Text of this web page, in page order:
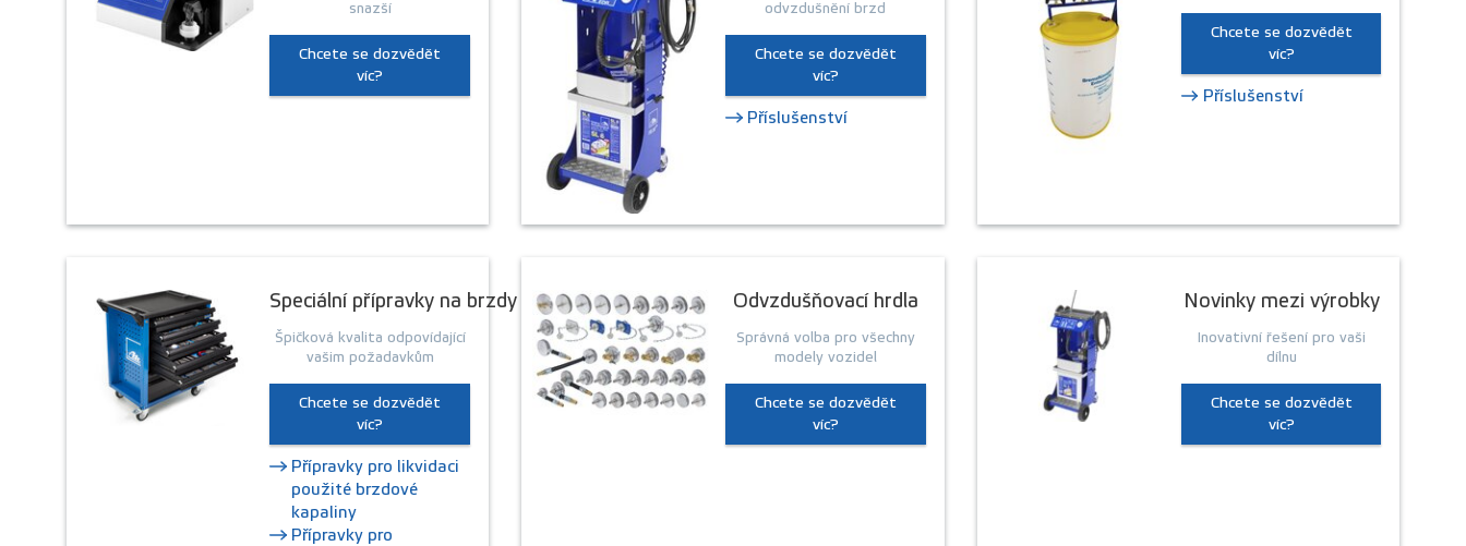
snazší
Chcete se dozvědět
víc?
odvzdušnění brzd
Chcete se dozvědět
víc?
Příslušenství
Chcete se dozvědět
víc?
Příslušenství
Speciální přípravky na brzdy
Špičková kvalita odpovídající
vašim požadavkům
Chcete se dozvědět
víc?
Přípravky pro likvidaci
použité brzdové
kapaliny
Přípravky pro
Odvzdušňovací hrdla
Správná volba pro všechny
modely vozidel
Chcete se dozvědět
víc?
Novinky mezi výrobky
Inovativní řešení pro vaši
dílnu
Chcete se dozvědět
víc?